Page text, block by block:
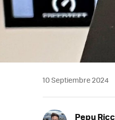
10 Septiembre 2024
Pepu